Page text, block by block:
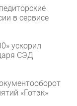
в сервисе
ускорил
СЭД
«Готэк»